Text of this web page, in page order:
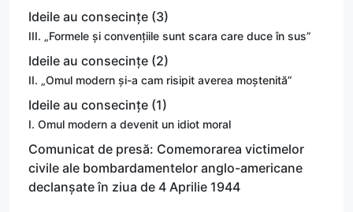
Ideile au consecințe (3)
III. „Formele și convențiile sunt scara care duce în sus”
Ideile au consecințe (2)
II. „Omul modern și-a cam risipit averea moștenită”
Ideile au consecințe (1)
I. Omul modern a devenit un idiot moral
Comunicat de presă: Comemorarea victimelor
civile ale bombardamentelor anglo-americane
declanșate în ziua de 4 Aprilie 1944